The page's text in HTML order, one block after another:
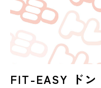
FIT-EASY ドン